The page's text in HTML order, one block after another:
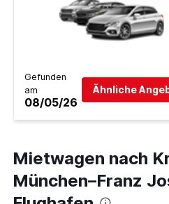
Gefunden
am
08/05/26
Ähnliche
Mietwagen nach
München–Franz